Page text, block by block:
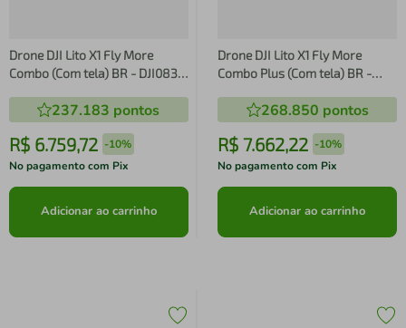
Drone DJI Lito X1 Fly More
Combo (Com tela) BR - DJI083
237.183 pontos
R$ 6.759,72 -10%
No pagamento com Pix
Adicionar ao carrinho
Drone DJI Lito X1 Fly More
Combo Plus (Com tela) BR -
268.850 pontos
R$ 7.662,22 -10%
No pagamento com Pix
Adicionar ao carrinho